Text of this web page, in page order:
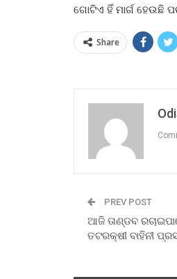
ଗୋଟିଏ ହିଁ ମାର୍ଗ ହେଉଛି
Share
PREV POST
ଆଜି ତାଣ୍ଡବ
ତଟରକ୍ଷୀ ବାହିନୀ